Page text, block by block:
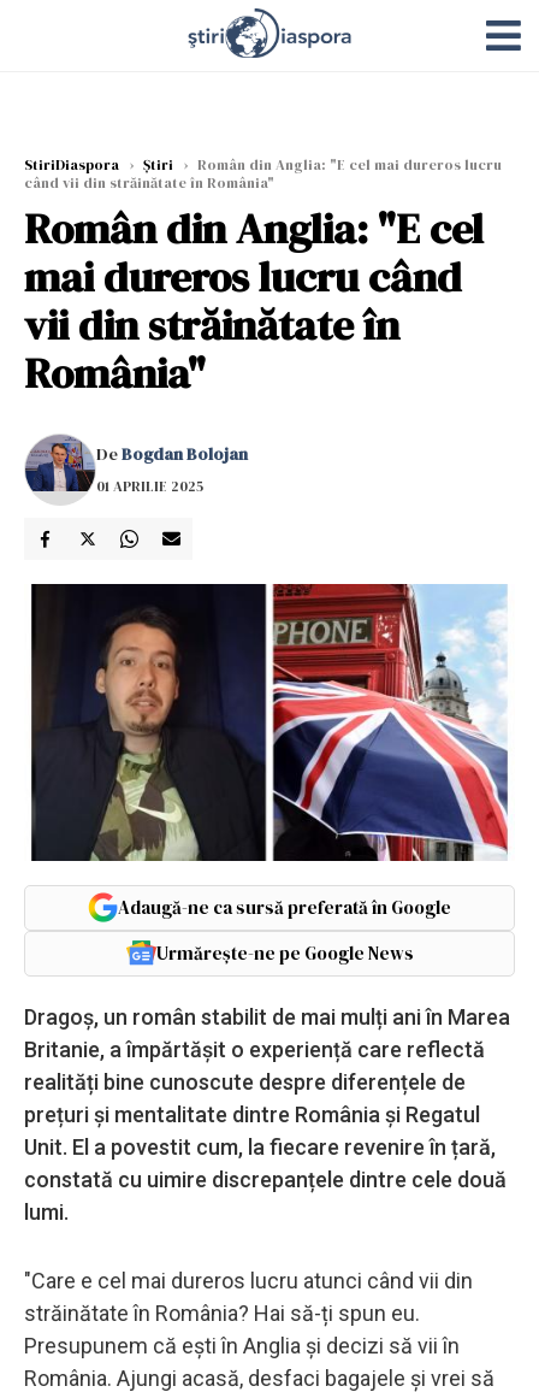
StiriDiaspora › Știri › Român din Anglia: "E cel mai dureros lucru
când vii din străinătate în România"
Român din Anglia: "E cel
mai dureros lucru când
vii din străinătate în
România"
DeBogdan Bolojan
01 APRILIE 2025
Adaugă-ne ca sursă preferată în Google
Urmărește-ne pe Google News
Dragoș, un român stabilit de mai mulți ani în Marea
Britanie, a împărtășit o experiență care reflectă
realități bine cunoscute despre diferențele de
prețuri și mentalitate dintre România și Regatul
Unit. El a povestit cum, la fiecare revenire în țară,
constată cu uimire discrepanțele dintre cele două
lumi.
"Care e cel mai dureros lucru atunci când vii din
străinătate în România? Hai să-ți spun eu.
Presupunem că ești în Anglia și decizi să vii în
România. Ajungi acasă, desfaci bagajele și vrei să